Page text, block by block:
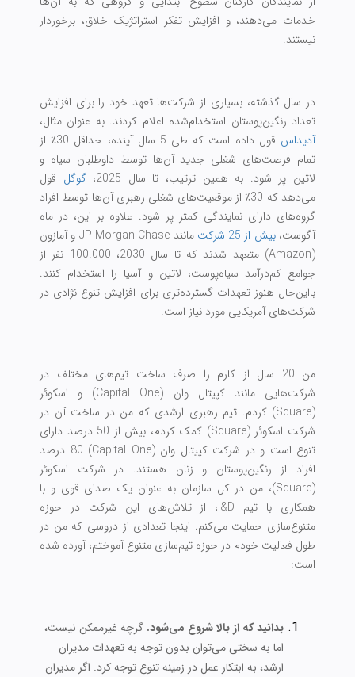
خدمات می‌دهند، و افزایش تفکر استراتژیک خلاق، برخوردار
نیستند.
در سال گذشته، بسیاری از شرکت‌ها تعهد خود را برای افزایش
تعداد رنگین‌پوستان استخدام‌شده اعلام کردند. به عنوان مثال،
آدیداس
قول داده است که طی 5 سال آینده، حداقل 30٪ از
تمام فرصت‌های شغلی جدید آن‌ها توسط داوطلبان سیاه و
لاتین پر شود. به همین ترتیب، تا سال 2025،
گوگل قول
می‌دهد که 30٪ از موقعیت‌های شغلی رهبری آن‌ها توسط افراد
گروه‌های دارای نمایندگی کمتر پر شود. علاوه بر این، در ماه
آگوست،بیش از 25 شرکت
مانند JP Morgan Chase و آمازون
(Amazon) متعهد شدند که تا سال 2030، 100.000 نفر از
جوامع کم‌درآمد سیاه‌پوست، لاتین و آسیا را استخدام کنند.
بااین‌حال هنوز تعهدات گسترده‌تری برای افزایش تنوع نژادی در
شرکت‌های آمریکایی مورد نیاز است.
من 20 سال از کارم را صرف ساخت تیم‌های مختلف در
شرکت‌هایی مانند کپیتال وان (Capital One) و اسکوئر
(Square) کردم. تیم رهبری ارشدی که من در ساخت آن در
شرکت اسکوئر (Square) کمک کردم، بیش از 50 درصد دارای
تنوع است و در شرکت کپیتال وان (Capital One) 80 درصد
افراد از رنگین‌پوستان و زنان هستند. در شرکت اسکوئر
(Square)، من در کل سازمان به عنوان یک صدای قوی و با
همکاری با تیم I&D، از تلاش‌های این شرکت در حوزه
متنوع‌سازی حمایت می‌کنم. اینجا تعدادی از دروسی که من در
طول فعالیت خودم در حوزه تیم‌سازی متنوع آموختم، آورده شده
است:
بدانید که از بالا شروع می‌شود. گرچه غیرممکن نیست،
اما به سختی می‌توان بدون توجه به تعهدات مدیران
ارشد، به ابتکار عمل در زمینه تنوع توجه کرد. اگر مدیران